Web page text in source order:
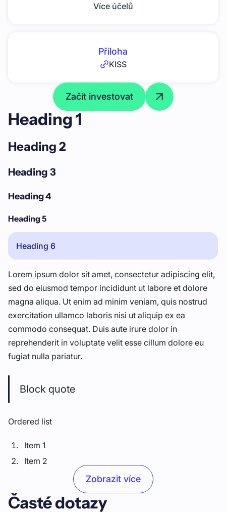
Více účelů
Příloha
KISS
Začít investovat
Heading 1
Heading 2
Heading 3
Heading 4
Heading 5
Heading 6
Lorem ipsum dolor sit amet, consectetur adipiscing elit,
sed do eiusmod tempor incididunt ut labore et dolore
magna aliqua. Ut enim ad minim veniam, quis nostrud
exercitation ullamco laboris nisi ut aliquip ex ea
commodo consequat. Duis aute irure dolor in
reprehenderit in voluptate velit esse cillum dolore eu
fugiat nulla pariatur.
Block quote
Ordered list
Item 1
Item 2
Unordered list
Zobrazit více
Časté dotazy